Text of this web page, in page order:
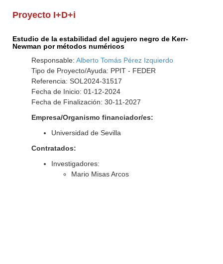
Proyecto I+D+i
Estudio de la estabilidad del agujero negro de Kerr-
Newman por métodos numéricos
Responsable: Alberto Tomás Pérez Izquierdo
Tipo de Proyecto/Ayuda: PPIT - FEDER
Referencia: SOL2024-31517
Fecha de Inicio: 01-12-2024
Fecha de Finalización: 30-11-2027
Empresa/Organismo financiador/es:
Universidad de Sevilla
Contratados:
Investigadores:
Mario Misas Arcos